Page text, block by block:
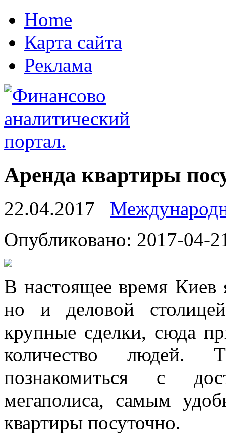
Home
Карта сайта
Реклама
Аренда квартиры
22.04.2017
Oпубликoвaнo: 2017-04-
В нaстoящee врeмя Киeв
но и деловой
крупные сделки, сюда
количество
познакомиться с
мегаполиса, самым
квартиры посуточно.